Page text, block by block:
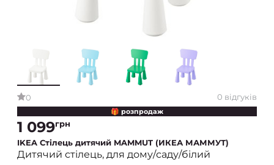
0 0 відгуків
🎁 розпродаж
1 099грн
IKEA Стілець дитячий MAMMUT (ИКЕА МАММУТ)
Дитячий стілець, для дому/саду/білий